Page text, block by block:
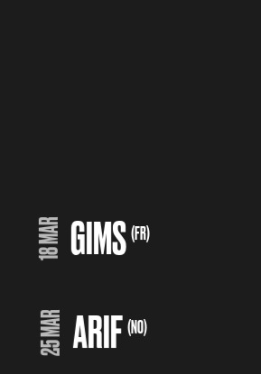
18 MAR GIMS (FR)
25 MAR ARIF (NO)